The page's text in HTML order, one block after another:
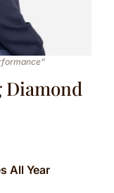
Diamond
All Year